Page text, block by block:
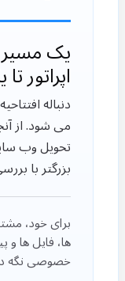
یک مسیر
اپراتور
می شود. از
تحویل وب
بزرگتر با
برای خود،
ها، فایل ها و
خصوصی نگه